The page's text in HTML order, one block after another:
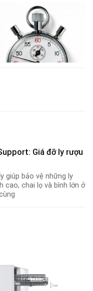
Giá đỡ ly rượu
giúp bảo vệ những ly
cao, chai lọ và bình lớn ở